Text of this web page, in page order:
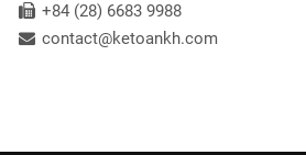
+84 (28) 6683 9988
contact@ketoankh.com